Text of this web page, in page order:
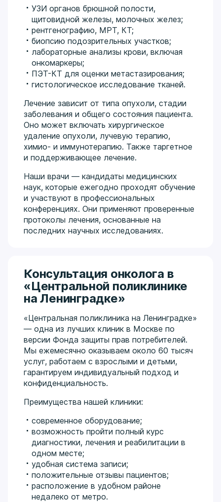
УЗИ органов брюшной полости,
щитовидной железы, молочных желез;
рентгенографию, МРТ, КТ;
биопсию подозрительных участков;
лабораторные анализы крови, включая
онкомаркеры;
ПЭТ-КТ для оценки метастазирования;
гистологическое исследование тканей.
Лечение зависит от типа опухоли, стадии
заболевания и общего состояния пациента.
Оно может включать хирургическое
удаление опухоли, лучевую терапию,
химио- и иммунотерапию. Также таргетное
и поддерживающее лечение.
Наши врачи — кандидаты медицинских
наук, которые ежегодно проходят обучение
и участвуют в профессиональных
конференциях. Они применяют проверенные
протоколы лечения, основанные на
последних научных исследованиях.
Консультация онколога в
«Центральной поликлинике
на Ленинградке»
«Центральная поликлиника на Ленинградке»
— одна из лучших клиник в Москве по
версии Фонда защиты прав потребителей.
Мы ежемесячно оказываем около 60 тысяч
услуг, работаем с взрослыми и детьми,
гарантируем индивидуальный подход и
конфиденциальность.
Преимущества нашей клиники:
современное оборудование;
возможность пройти полный курс
диагностики, лечения и реабилитации в
одном месте;
удобная система записи;
положительные отзывы пациентов;
расположение в удобном районе
недалеко от метро.